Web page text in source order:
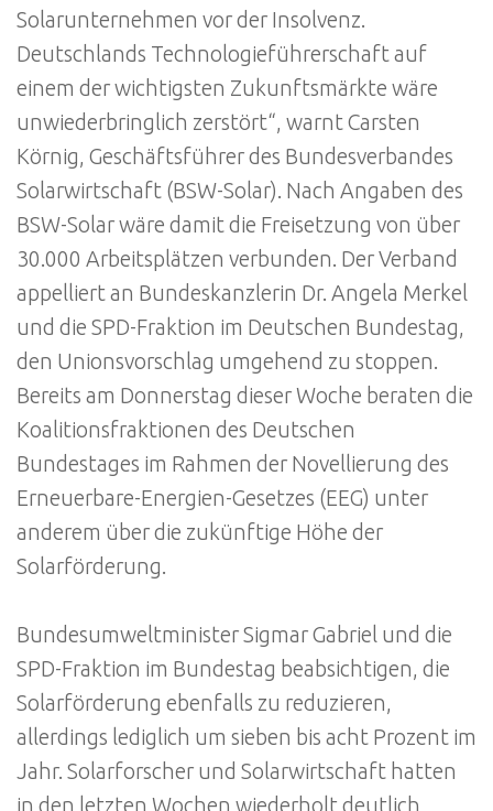
Solarunternehmen vor der Insolvenz.
Deutschlands Technologieführerschaft auf
einem der wichtigsten Zukunftsmärkte wäre
unwiederbringlich zerstört“, warnt Carsten
Körnig, Geschäftsführer des Bundesverbandes
Solarwirtschaft (BSW-Solar). Nach Angaben des
BSW-Solar wäre damit die Freisetzung von über
30.000 Arbeitsplätzen verbunden. Der Verband
appelliert an Bundeskanzlerin Dr. Angela Merkel
und die SPD-Fraktion im Deutschen Bundestag,
den Unionsvorschlag umgehend zu stoppen.
Bereits am Donnerstag dieser Woche beraten die
Koalitionsfraktionen des Deutschen
Bundestages im Rahmen der Novellierung des
Erneuerbare-Energien-Gesetzes (EEG) unter
anderem über die zukünftige Höhe der
Solarförderung.
Bundesumweltminister Sigmar Gabriel und die
SPD-Fraktion im Bundestag beabsichtigen, die
Solarförderung ebenfalls zu reduzieren,
allerdings lediglich um sieben bis acht Prozent im
Jahr. Solarforscher und Solarwirtschaft hatten
in den letzten Wochen wiederholt deutlich